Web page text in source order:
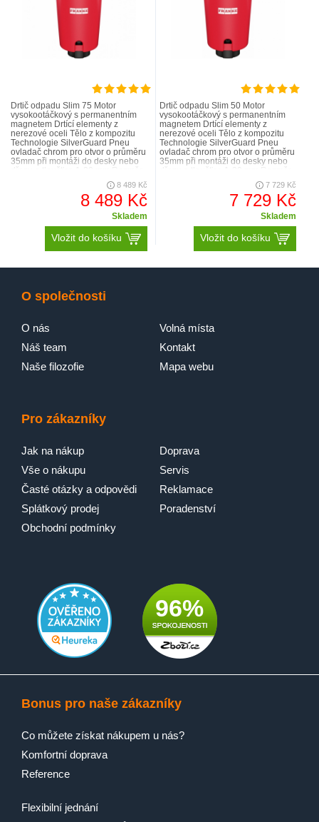
Drtič odpadu Slim 75 Motor
vysokootáčkový s permanentním
magnetem Drtící elementy z
nerezové oceli Tělo z kompozitu
Technologie SilverGuard Pneu
ovladač chrom pro otvor o průměru
35mm při montáži do desky nebo
160 x 386 mm Výkon 720 .. 8 489 Kč
8 489 Kč
Skladem
Vložit do košíku
Drtič odpadu Slim 50 Motor
vysokootáčkový s permanentním
magnetem Drtící elementy z
nerezové oceli Tělo z kompozitu
Technologie SilverGuard Pneu
ovladač chrom pro otvor o průměru
35mm při montáži do desky nebo
160 x 361 mm Výkon 540 .. 7 729 Kč
7 729 Kč
Skladem
Vložit do košíku
O společnosti
O nás
Náš team
Naše filozofie
Volná místa
Kontakt
Mapa webu
Pro zákazníky
Jak na nákup
Vše o nákupu
Časté otázky a odpovědi
Splátkový prodej
Obchodní podmínky
Doprava
Servis
Reklamace
Poradenství
96%
Bonus pro naše zákazníky
Co můžete získat nákupem u nás?
Komfortní doprava
Reference
Flexibilní jednání